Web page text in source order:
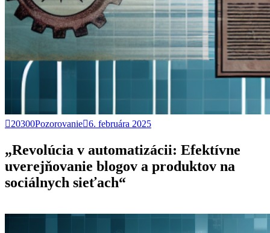
20300Pozorovanie 6. februára 2025
„Revolúcia v automatizácii: Efektívne
uverejňovanie blogov a produktov na
sociálnych sieťach“